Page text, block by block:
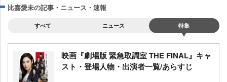
比嘉愛未の記事・ニュース・速報
すべて ニュース 特集
映画『劇場版 緊急取調室 THE FINAL』キャ
スト・登場人物・出演者一覧/あらすじ